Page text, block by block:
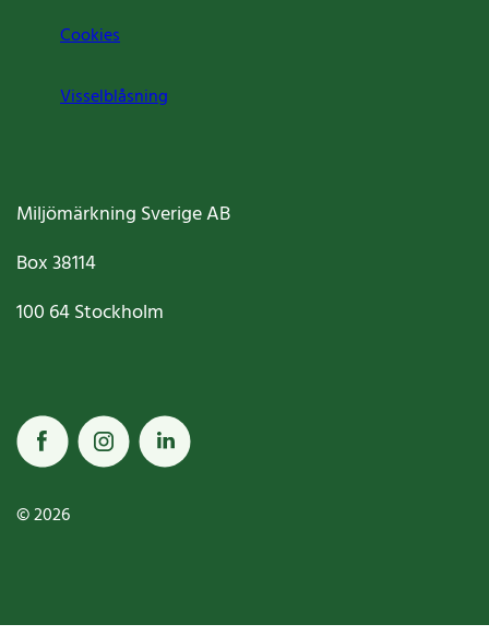
Cookies
Visselblåsning
Miljömärkning Sverige AB
Box38114
100 64Stockholm
© 2026